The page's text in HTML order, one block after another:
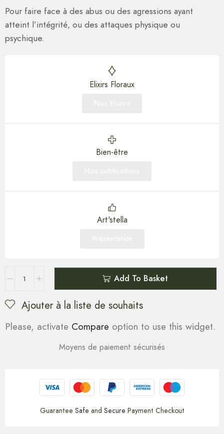
Pour faire face à des abus ou des agressions ayant
atteint l’intégrité, ou des attaques physique ou
psychique.
Elixirs Floraux
Bien-être
Art'stella
Add To Basket
Ajouter à la liste de souhaits
Please, activate Compare option to use this widget.
Moyens de paiement sécurisés
Guarantee Safe and Secure Payment Checkout